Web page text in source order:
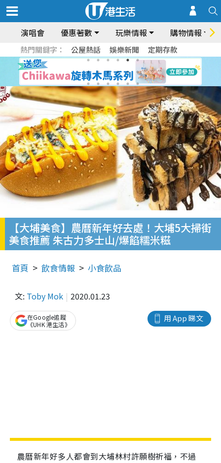
演唱會 優惠著數 玩樂情報 購物情報
熱門關鍵字： 公屋熱話 娛樂新聞 定期存款
【大埔美食】農曆新年好去處！大埔5大掃街
美食推薦 朱古力多士山/爆餡糯米糍
首頁 飲食情報 小食飲品
文: Toby Mok 2020.01.23
用 App 睇文
在Google追蹤
《UHK 港生活》
農曆新年好多人都會到大埔林村許願樹祈福，不過